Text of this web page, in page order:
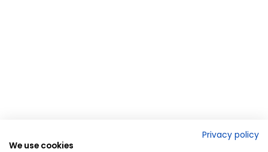
Privacy policy
We use cookies